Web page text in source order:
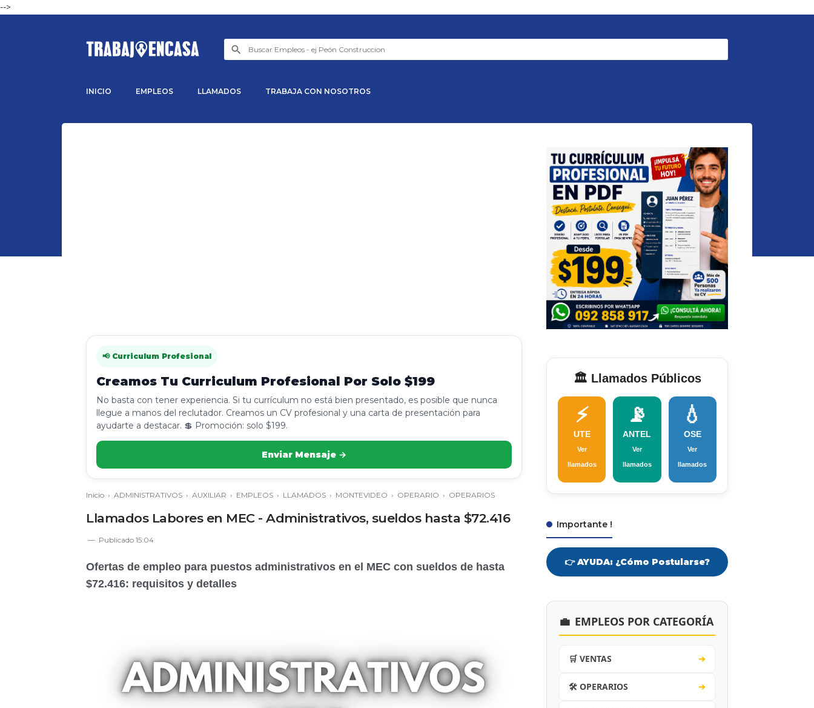
-->
INICIO EMPLEOS LLAMADOS TRABAJA CON NOSOTROS
📢 Curriculum Profesional
Creamos Tu Curriculum Profesional Por Solo $199
No basta con tener experiencia. Si tu currículum no está bien presentado, es posible que nunca
llegue a manos del reclutador. Creamos un CV profesional y una carta de presentación para
ayudarte a destacar. 💲 Promoción: solo $199.
Enviar Mensaje →
Inicio › ADMINISTRATIVOS › AUXILIAR › EMPLEOS › LLAMADOS › MONTEVIDEO › OPERARIO › OPERARIOS
Llamados Labores en MEC - Administrativos, sueldos hasta $72.416
Publicado 15:04
Ofertas de empleo para puestos administrativos en el MEC con sueldos de hasta
$72.416: requisitos y detalles
🏛️ Llamados Públicos
⚡
UTE
Ver
llamados
📡
ANTEL
Ver
llamados
💧
OSE
Ver
llamados
Importante !
👉 AYUDA: ¿Cómo Postularse?
💼 EMPLEOS POR CATEGORÍA
🛒 VENTAS ➔
🛠️ OPERARIOS ➔